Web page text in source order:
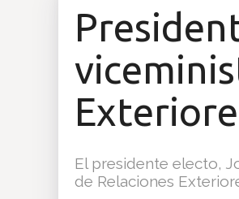
El presidente electo,
de Relaciones